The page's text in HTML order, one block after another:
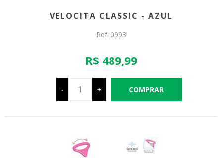
VELOCITA CLASSIC - AZUL
Ref: 0993
R$ 489,99
- +